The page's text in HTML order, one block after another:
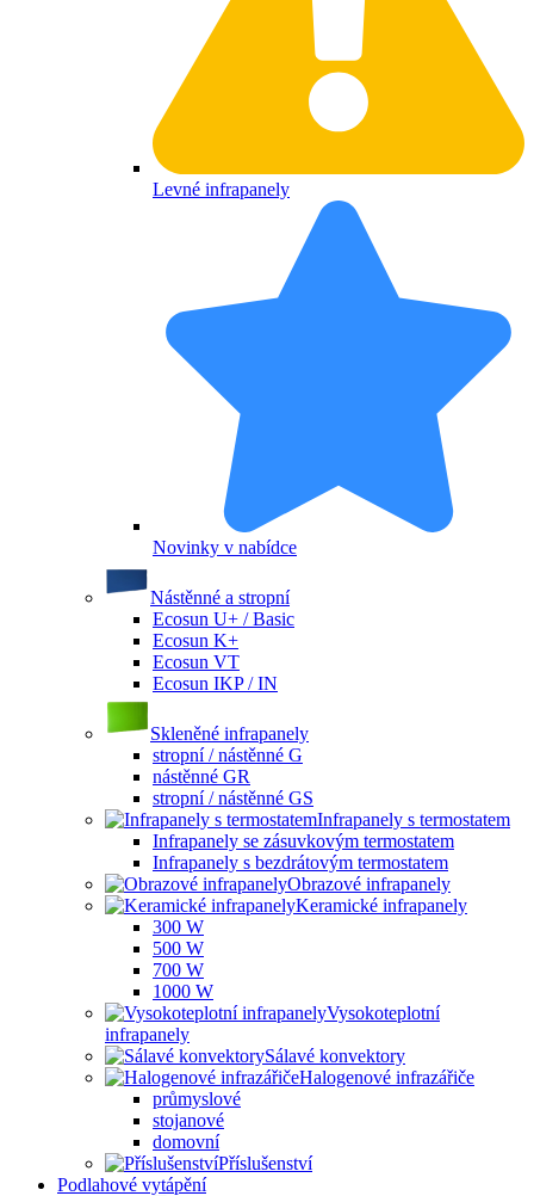
Levné infrapanely
Novinky v nabídce
Nástěnné a stropní
Ecosun U+ / Basic
Ecosun K+
Ecosun VT
Ecosun IKP / IN
Skleněné infrapanely
stropní / nástěnné G
nástěnné GR
stropní / nástěnné GS
Infrapanely s termostatem
Infrapanely se zásuvkovým termostatem
Infrapanely s bezdrátovým termostatem
Obrazové infrapanely
Keramické infrapanely
300 W
500 W
700 W
1000 W
Vysokoteplotní
infrapanely
Sálavé konvektory
Halogenové infrazářiče
průmyslové
stojanové
domovní
Příslušenství
Podlahové vytápění